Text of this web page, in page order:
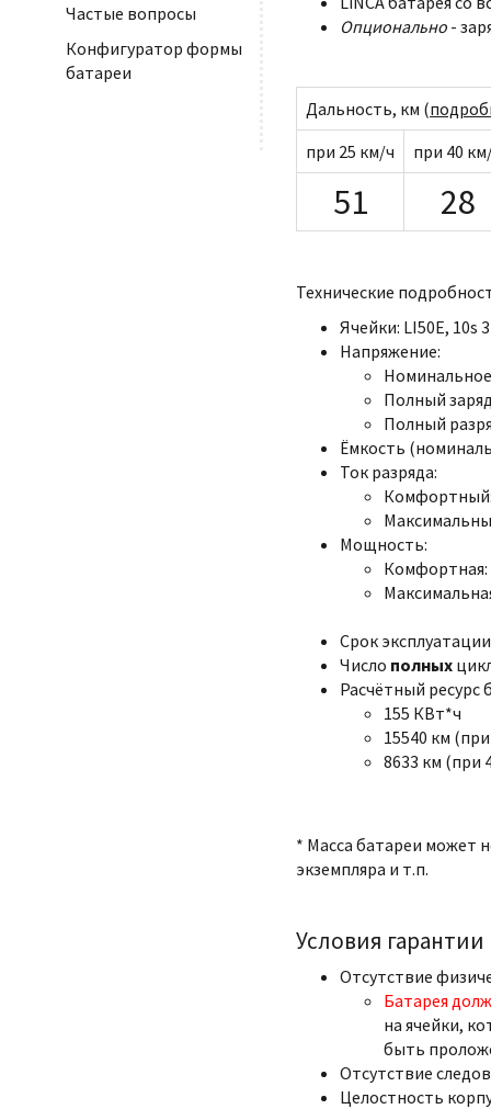
Частые вопросы
Конфигуратор формы
батареи
Опционально -
Дальность, км (
при 25 км/ч
при 40
51 28
Технические
Ячейки: LI50E, 10s
Напряжение:
Полный
Полный
Ёмкость
Ток разряда:
Комфортный:
Мощность:
Комфортная:
Срок
Число полных
Расчётный ресурс
155 КВт*ч
15540 км
8633 км (при
* Масса батареи может
экземпляра и т.п.
Условия гарантии
Отсутствие
Батарея
на ячейки,
быть
Отсутствие
Целостность